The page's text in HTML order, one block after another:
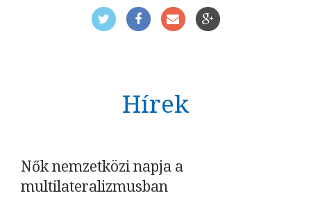
Hírek
Nők nemzetközi napja a
multilateralizmusban